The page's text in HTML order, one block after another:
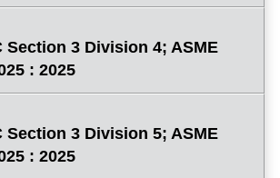
Section 3 Division 4; ASME
: 2025
Section 3 Division 5; ASME
: 2025